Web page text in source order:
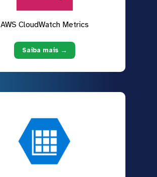
AWS CloudWatch Metrics
Saiba mais →